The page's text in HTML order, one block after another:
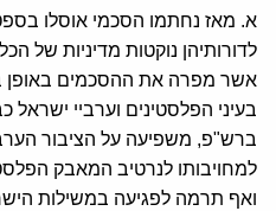
לדורותיהן נוקטות מדיניות של
אשר מפרה את ההסכמים באופן
בעיני הפלסטינים וערביי ישראל
ברש"פ, משפיעה על הציבור
למחויבותו לנרטיב המאבק
ואף תרמה לפגיעה במשילות